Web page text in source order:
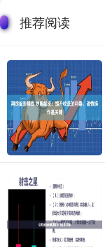
推荐阅读